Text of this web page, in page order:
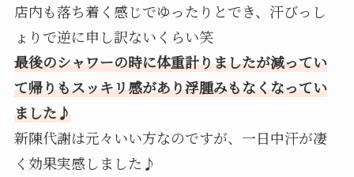
店内も落ち着く感じでゆったりとでき、汗びっし
ょりで逆に申し訳ないくらい笑
最後のシャワーの時に体重計りましたが減ってい
て帰りもスッキリ感があり浮腫みもなくなってい
ました♪
新陳代謝は元々いい方なのですが、一日中汗が凄
く効果実感しました♪